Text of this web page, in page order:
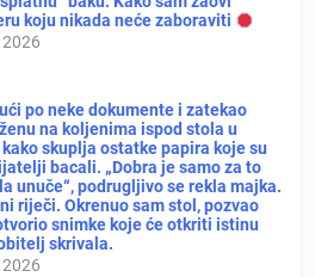
koju nikada neće zaboraviti
po neke dokumente i zatekao
na koljenima ispod stola u
skuplja ostatke papira koje su
bacali. „Dobra je samo za to
unuče“, podrugljivo se rekla majka.
riječi. Okrenuo sam stol, pozvao
snimke koje će otkriti istinu
skrivala.